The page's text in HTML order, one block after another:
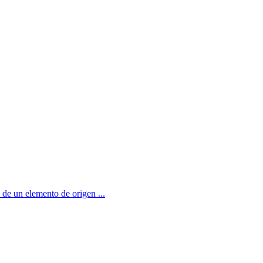
un elemento de origen ...